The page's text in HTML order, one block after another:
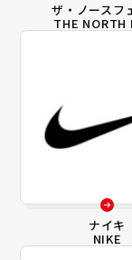
ザ・ノースフ
THE NORTH
ナイキ
NIKE